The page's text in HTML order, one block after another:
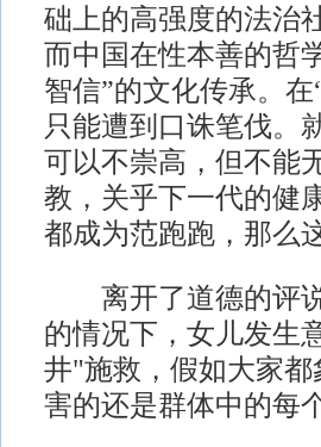
础上的高强度的法治
而中国在性本善的哲
智信”的文化传承。
只能遭到口诛笔伐。
可以不崇高，但不能
教，关乎下一代的健
都成为范跑跑，那么
离开了道德的评说
的情况下，女儿发生
井"施救，假如大家
害的还是群体中的每